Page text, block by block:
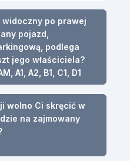
po prawej
pojazd,
podlega
jego właściciela?
A1, A2, B1, C1, D1
wolno Ci skręcić w
na zajmowany